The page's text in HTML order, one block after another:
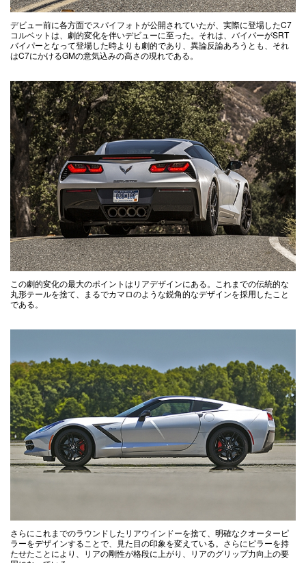
デビュー前に各方面でスパイフォトが公開されていたが、実際に登場したC7
コルベットは、劇的変化を伴いデビューに至った。それは、バイパーがSRT
バイパーとなって登場した時よりも劇的であり、異論反論あろうとも、それ
はC7にかけるGMの意気込みの高さの現れである。
この劇的変化の最大のポイントはリアデザインにある。これまでの伝統的な
丸形テールを捨て、まるでカマロのような鋭角的なデザインを採用したこと
である。
さらにこれまでのラウンドしたリアウインドーを捨て、明確なクオーターピ
ラーをデザインすることで、見た目の印象を変えている。さらにピラーを持
たせたことにより、リアの剛性が格段に上がり、リアのグリップ力向上の要